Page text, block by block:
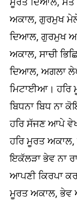
ਅਕਾਲ, ਗੁਰਮੁਖ
ਦਿਆਲ, ਗੁਰਮੁਖ
ਅਕਾਲ, ਸਾਚੀ
ਦਿਆਲ, ਅਗਲਾ
ਮਿਟਾਈਆ। ਹਰਿ
ਬਿਧਨਾ ਬਿਧ
ਹਰਿ ਸੱਜਣ ਆਪੇ
ਹਰਿ ਮੂਰਤ
ਇਕੱਲੜਾ ਭੇਵ ਨਾ
ਆਪਣੀ ਕਿਰਪਾ
ਮੂਰਤ ਅਕਾਲ, ਭੇਵ